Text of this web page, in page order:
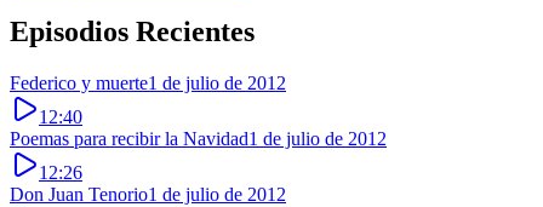
Episodios Recientes
Federico y muerte1 de julio de 2012
12:40
Poemas para recibir la Navidad1 de julio de 2012
12:26
Don Juan Tenorio1 de julio de 2012